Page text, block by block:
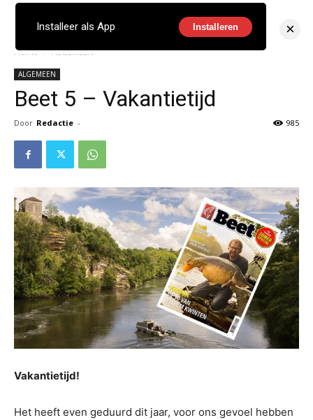
Home ALGEMEEN
ALGEMEEN
Beet 5 – Vakantietijd
Door Redactie - 985
Vakantietijd!
Het heeft even geduurd dit jaar, voor ons gevoel hebben
Installeer als App Installeren ×